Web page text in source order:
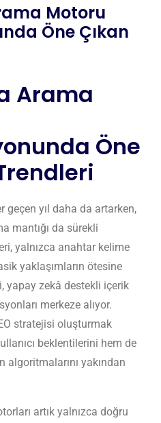
Motoru
Öne Çıkan
Arama
Öne
geçen yıl daha da artarken,
mantığı da sürekli
yalnızca anahtar kelime
yaklaşımların ötesine
yapay zekâ destekli içerik
merkeze alıyor.
stratejisi oluşturmak
beklentilerini hem de
algoritmalarını yakından
artık yalnızca doğru